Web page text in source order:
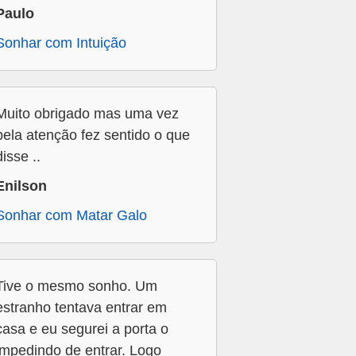
com Intuição
obrigado mas uma vez
atenção fez sentido o que
..
com Matar Galo
o mesmo sonho. Um
tentava entrar em
e eu segurei a porta o
de entrar. Logo